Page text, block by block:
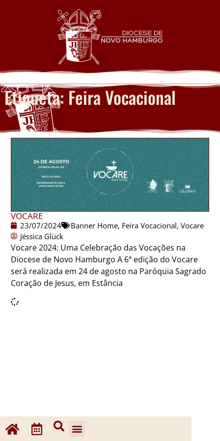
Etiqueta: Feira Vocacional
VOCARE
23/07/2024 Banner Home, Feira Vocacional,Vocare
Jéssica Glück
Vocare 2024: Uma Celebração das Vocações na
Diocese de Novo Hamburgo A 6ª edição do Vocare
será realizada em 24 de agosto na Paróquia Sagrado
Coração de Jesus, em Estância